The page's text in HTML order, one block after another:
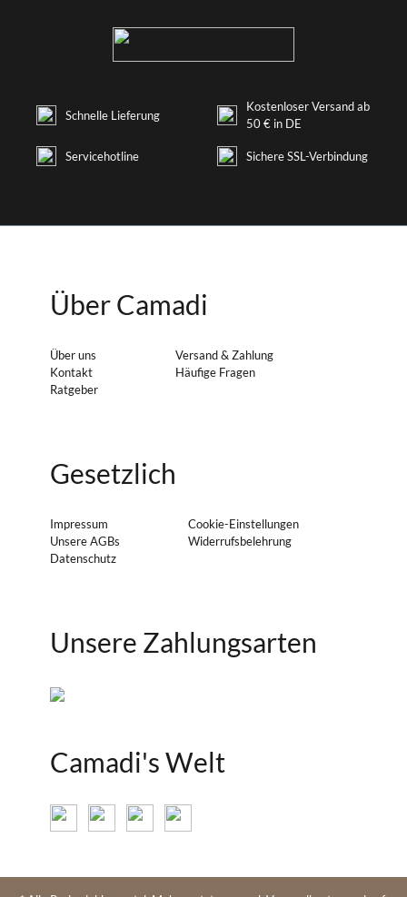
Schnelle Lieferung
Kostenloser Versand ab
50 € in DE
Servicehotline Sichere SSL-Verbindung
Über Camadi
Über uns
Kontakt
Ratgeber
Versand & Zahlung
Häufige Fragen
Gesetzlich
Impressum
Unsere AGBs
Datenschutz
Cookie-Einstellungen
Widerrufsbelehrung
Unsere Zahlungsarten
Camadi's Welt